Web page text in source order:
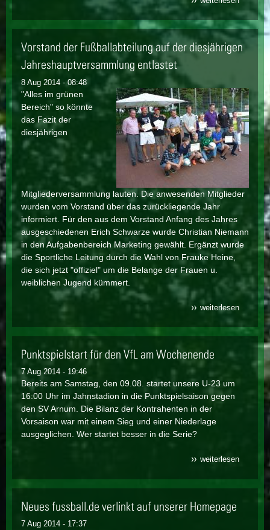
mit
Vorstand der Fußballabteilung auf der diesjährigen
Jahreshauptversammlung entlastet
8 Aug 2014 - 08:48
"Alles im grünen
Bereich" so könnte
das Fazit der
diesjährigen
Mitgliederversammlung lauten. Die anwesenden Mitglieder
wurden vom Vorstand über das zurückliegende Jahr
informiert. Für den aus dem Vorstand Anfang des Jahres
ausgeschiedenen Erich Schwarze wurde Christian Niemann
in den Aufgabenbereich Marketing gewählt. Ergänzt wurde
die Sportliche Leitung durch die Wahl von Frauke Heine,
die sich jetzt "offiziel" um die Belange der Frauen u.
weiblichen Jugend kümmert.
weiterlesenüber
entlastet
Punktspielstart für den VfL am Wochenende
7 Aug 2014 - 19:46
Bereits am Samstag, den 09.08. startet unsere U-23 um
16:00 Uhr im Jahnstadion in die Punktspielsaison gegen
den SV Arnum. Die Bilanz der Kontrahenten in der
Vorsaison war mit einem Sieg und einer Niederlage
ausgeglichen. Wer startet besser in die Serie?
weiterlesenüber
für den
Neues fussball.de verlinkt auf unserer Homepage
7 Aug 2014 - 17:37